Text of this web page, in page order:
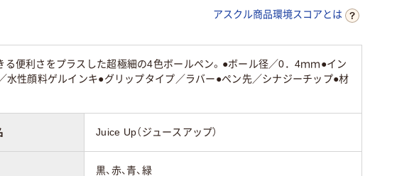
黒・青・赤・緑 黒・青・赤・緑
ホワイト系
アスクル商品環境スコアとは
便利さをプラスした超極細の4色ボールペン。●ボール径／0．4ｍｍ●イン
水性顔料ゲルインキ●グリップタイプ／ラバー●ペン先／シナジーチップ●材
Juice Up（ジュースアップ）
黒、赤、青、緑